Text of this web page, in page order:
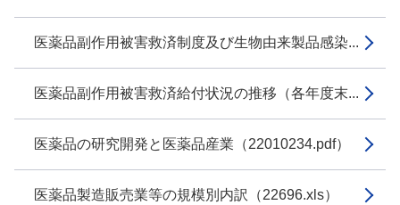
医薬品副作用被害救済制度及び生物由来製品感染...
医薬品副作用被害救済給付状況の推移（各年度末...
医薬品の研究開発と医薬品産業（22010234.pdf）
医薬品製造販売業等の規模別内訳（22696.xls）